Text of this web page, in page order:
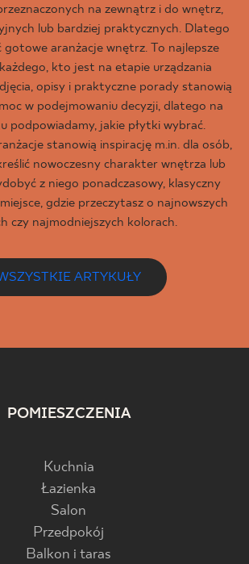
na zewnątrz i do wnętrz,
lub bardziej praktycznych. Dlatego
aranżacje wnętrz. To najlepsze
kto jest na etapie urządzania
opisy i praktyczne porady stanowią
w podejmowaniu decyzji, dlatego na
podpowiadamy, jakie płytki wybrać.
stanowią inspirację m.in. dla osób,
nowoczesny charakter wnętrza lub
z niego ponadczasowy, klasyczny
gdzie przeczytasz o najnowszych
czy najmodniejszych kolorach.
ARTYKUŁY
POMIESZCZENIA
Kuchnia
Łazienka
Salon
Przedpokój
Balkon i taras